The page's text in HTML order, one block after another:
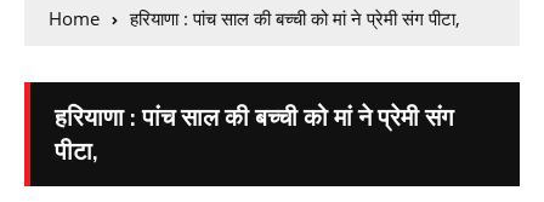
Home हरियाणा : पांच साल की बच्ची को मां ने प्रेमी संग पीटा,
हरियाणा : पांच साल की बच्ची को मां ने प्रेमी संग
पीटा,